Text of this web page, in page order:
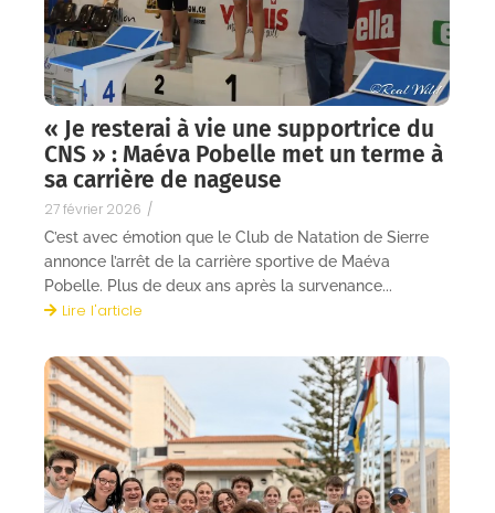
« Je resterai à vie une supportrice du
CNS » : Maéva Pobelle met un terme à
sa carrière de nageuse
27 février 2026 /
C’est avec émotion que le Club de Natation de Sierre
annonce l’arrêt de la carrière sportive de Maéva
Pobelle. Plus de deux ans après la survenance...
Lire l'article